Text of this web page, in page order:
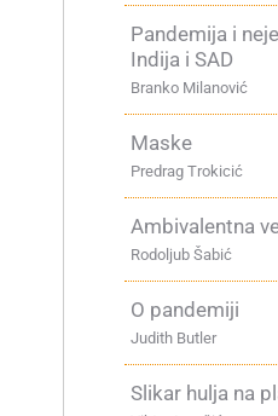
Pandemija i
Indija i SAD
Branko Milanović
Maske
Predrag Trokicić
Ambivalentna
Rodoljub Šabić
O pandemiji
Judith Butler
Slikar hulja na